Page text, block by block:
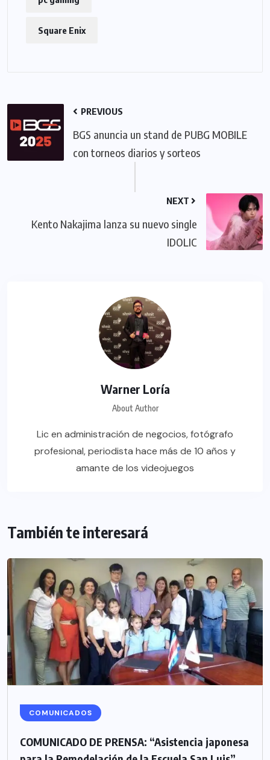
Square Enix
PREVIOUS
BGS anuncia un stand de PUBG MOBILE
con torneos diarios y sorteos
NEXT
Kento Nakajima lanza su nuevo single
IDOLIC
Warner Loría
About Author
Lic en administración de negocios, fotógrafo
profesional, periodista hace más de 10 años y
amante de los videojuegos
También te interesará
COMUNICADOS
COMUNICADO DE PRENSA: “Asistencia japonesa